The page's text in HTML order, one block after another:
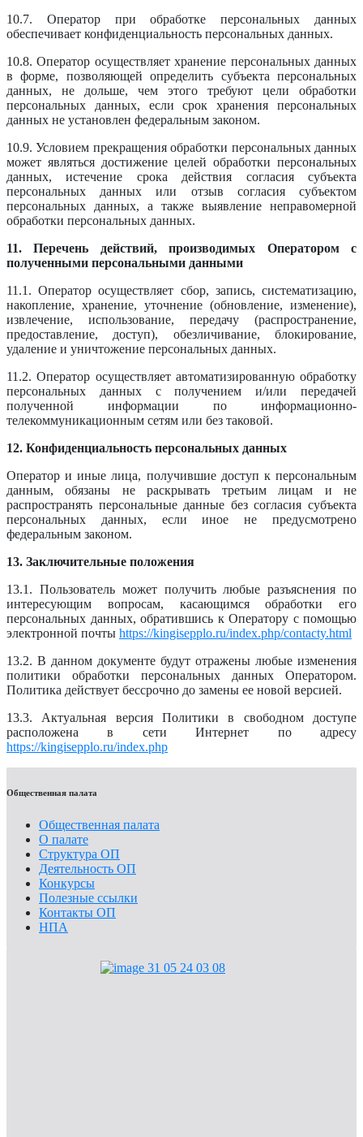
10.7. Оператор при обработке персональных данных
обеспечивает конфиденциальность персональных данных.
10.8. Оператор осуществляет хранение персональных данных
в форме, позволяющей определить субъекта персональных
данных, не дольше, чем этого требуют цели обработки
персональных данных, если срок хранения персональных
данных не установлен федеральным законом.
10.9. Условием прекращения обработки персональных данных
может являться достижение целей обработки персональных
данных, истечение срока действия согласия субъекта
персональных данных или отзыв согласия субъектом
персональных данных, а также выявление неправомерной
обработки персональных данных.
11. Перечень действий, производимых Оператором с
полученными персональными данными
11.1. Оператор осуществляет сбор, запись, систематизацию,
накопление, хранение, уточнение (обновление, изменение),
извлечение, использование, передачу (распространение,
предоставление, доступ), обезличивание, блокирование,
удаление и уничтожение персональных данных.
11.2. Оператор осуществляет автоматизированную обработку
персональных данных с получением и/или передачей
полученной информации по информационно-
телекоммуникационным сетям или без таковой.
12. Конфиденциальность персональных данных
Оператор и иные лица, получившие доступ к персональным
данным, обязаны не раскрывать третьим лицам и не
распространять персональные данные без согласия субъекта
персональных данных, если иное не предусмотрено
федеральным законом.
13. Заключительные положения
13.1. Пользователь может получить любые разъяснения по
интересующим вопросам, касающимся обработки его
персональных данных, обратившись к Оператору с помощью
электронной почты https://kingisepplo.ru/index.php/contacty.html
13.2. В данном документе будут отражены любые изменения
политики обработки персональных данных Оператором.
Политика действует бессрочно до замены ее новой версией.
13.3. Актуальная версия Политики в свободном доступе
расположена в сети Интернет по адресу
https://kingisepplo.ru/index.php
Общественная палата
Общественная палата
О палате
Структура ОП
Деятельность ОП
Конкурсы
Полезные ссылки
Контакты ОП
НПА